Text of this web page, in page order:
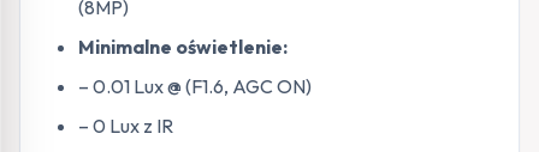
(8MP)
Minimalne oświetlenie:
– 0.01 Lux @ (F1.6, AGC ON)
– 0 Lux z IR